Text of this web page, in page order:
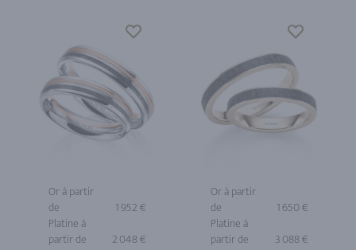
Or à partir
de
1 952 €
Platine à
partir de
2 048 €
Or à partir
de
1 650 €
Platine à
partir de
3 088 €